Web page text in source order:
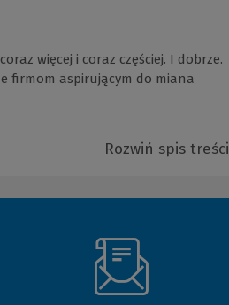
więcej i coraz częściej. I dobrze.
firmom aspirującym do miana
Rozwiń spis treści